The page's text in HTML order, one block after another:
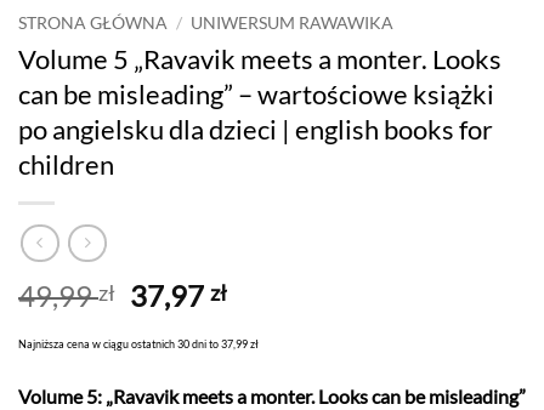
STRONA GŁÓWNA / UNIWERSUM RAWAWIKA
Volume 5 „Ravavik meets a monter. Looks
can be misleading” – wartościowe książki
po angielsku dla dzieci | english books for
children
49,99zł 37,97zł
Najniższa cena w ciągu ostatnich 30 dni to 37,99 zł
Volume 5: „Ravavik meets a monter. Looks can be misleading”